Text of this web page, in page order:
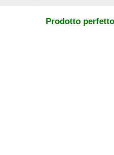
Prodotto perfetto